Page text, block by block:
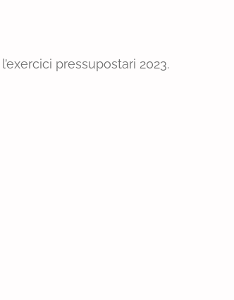
pressupostari 2023.